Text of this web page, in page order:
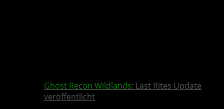
Ghost Recon Wildlands: Last Rites Update
veröffentlicht